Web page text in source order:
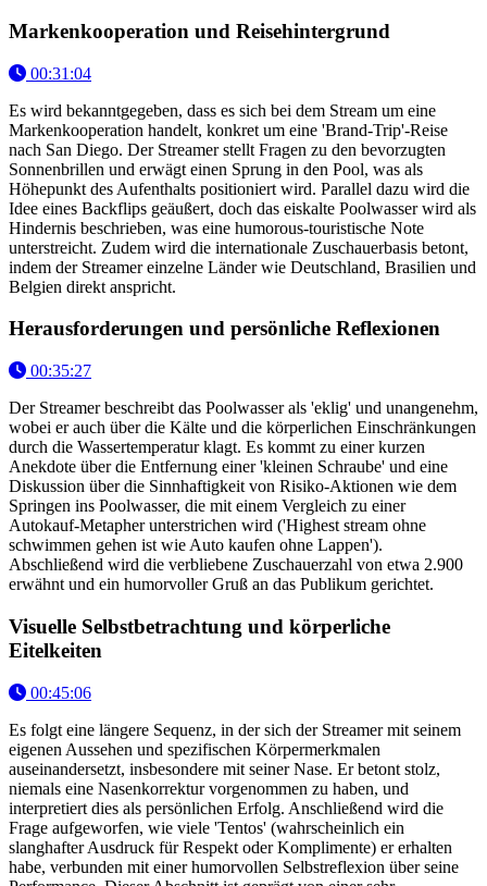
Markenkooperation und Reisehintergrund
00:31:04
Es wird bekanntgegeben, dass es sich bei dem Stream um eine
Markenkooperation handelt, konkret um eine 'Brand-Trip'-Reise
nach San Diego. Der Streamer stellt Fragen zu den bevorzugten
Sonnenbrillen und erwägt einen Sprung in den Pool, was als
Höhepunkt des Aufenthalts positioniert wird. Parallel dazu wird die
Idee eines Backflips geäußert, doch das eiskalte Poolwasser wird als
Hindernis beschrieben, was eine humorous-touristische Note
unterstreicht. Zudem wird die internationale Zuschauerbasis betont,
indem der Streamer einzelne Länder wie Deutschland, Brasilien und
Belgien direkt anspricht.
Herausforderungen und persönliche Reflexionen
00:35:27
Der Streamer beschreibt das Poolwasser als 'eklig' und unangenehm,
wobei er auch über die Kälte und die körperlichen Einschränkungen
durch die Wassertemperatur klagt. Es kommt zu einer kurzen
Anekdote über die Entfernung einer 'kleinen Schraube' und eine
Diskussion über die Sinnhaftigkeit von Risiko-Aktionen wie dem
Springen ins Poolwasser, die mit einem Vergleich zu einer
Autokauf-Metapher unterstrichen wird ('Highest stream ohne
schwimmen gehen ist wie Auto kaufen ohne Lappen').
Abschließend wird die verbliebene Zuschauerzahl von etwa 2.900
erwähnt und ein humorvoller Gruß an das Publikum gerichtet.
Visuelle Selbstbetrachtung und körperliche
Eitelkeiten
00:45:06
Es folgt eine längere Sequenz, in der sich der Streamer mit seinem
eigenen Aussehen und spezifischen Körpermerkmalen
auseinandersetzt, insbesondere mit seiner Nase. Er betont stolz,
niemals eine Nasenkorrektur vorgenommen zu haben, und
interpretiert dies als persönlichen Erfolg. Anschließend wird die
Frage aufgeworfen, wie viele 'Tentos' (wahrscheinlich ein
slanghafter Ausdruck für Respekt oder Komplimente) er erhalten
habe, verbunden mit einer humorvollen Selbstreflexion über seine